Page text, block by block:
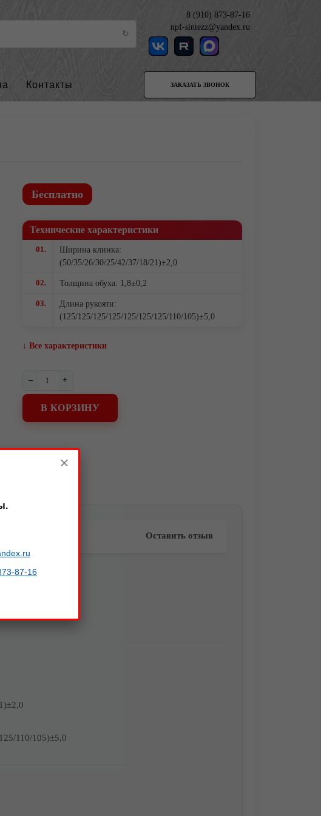
8 (910) 873-87-16
npf-sintezz@yandex.ru
Контакты ЗАКАЗАТЬ ЗВОНОК
Бесплатно
Технические характеристики
01.
Ширина клинка:
(50/35/26/30/25/42/37/18/21)±2,0
02. Толщина обуха: 1,8±0,2
03.
Длина рукояти:
(125/125/125/125/125/125/125/110/105)±5,0
↓ Все характеристики
– +
В КОРЗИНУ
Оставить отзыв
110/105)±5,0
×
87-16